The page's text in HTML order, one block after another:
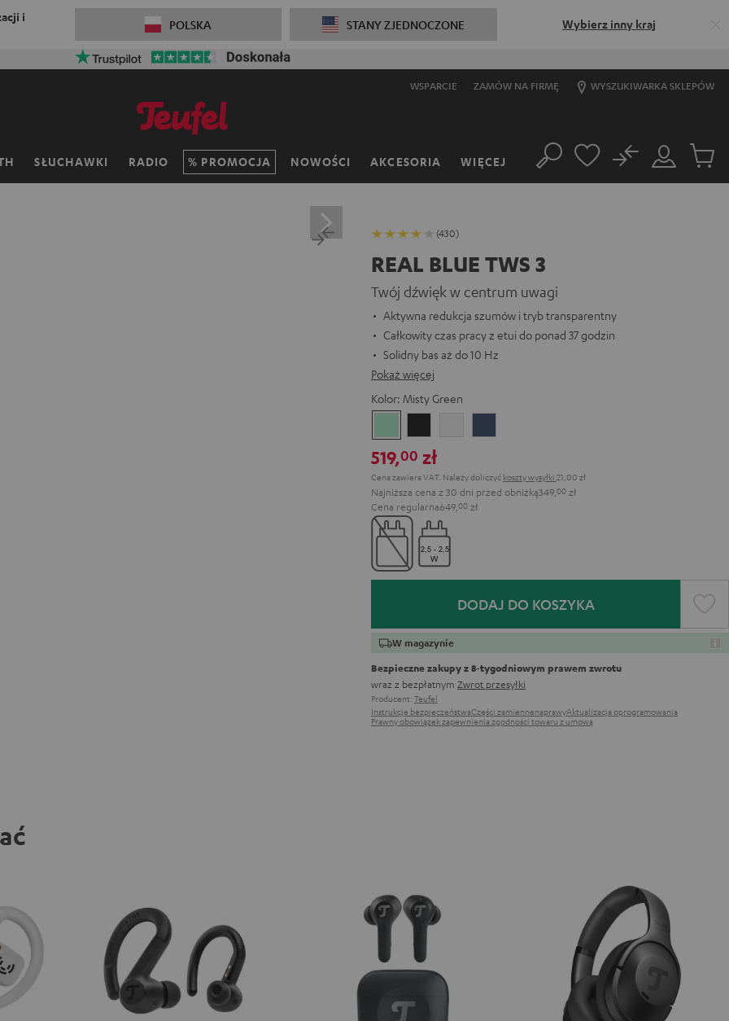
i
POLSKA STANY ZJEDNOCZONE Wybierz inny kraj
WSPARCIE ZAMÓW NA FIRMĘ WYSZUKIWARKA SKLEPÓW
SŁUCHAWKI RADIO PROMOCJA NOWOŚCI AKCESORIA WIĘCEJ Szukaj
Moje
konto
No
(430)
REAL BLUE TWS 3
Twój dźwięk w centrum uwagi
Aktywna redukcja szumów i tryb transparentny
Całkowity czas pracy z etui do ponad 37 godzin
Solidny bas aż do 10 Hz
Pokaż więcej
Kolor: Misty Green
Green
White
519,00 zł
Cena zawiera VAT. Należy doliczyć koszty wysyłki 21,00 zł
Najniższa cena z 30 dni przed obniżką349, 00 zł
Cena regularna649, 00 zł
DODAJ DO KOSZYKA
W magazynie
Bezpieczne zakupy z 8‑tygodniowym prawem zwrotu
wraz z bezpłatnym Zwrot przesyłki
Producent: Teufel
Instrukcje bezpieczeństwaCzęści zamiennenaprawyAktualizacja oprogramowania
Prawny obowiązek zapewnienia zgodności towaru z umową